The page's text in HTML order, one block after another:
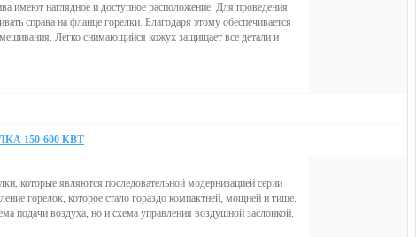
имеют наглядное и доступное расположение. Для проведения
справа на фланце горелки. Благодаря этому обеспечивается
Легко снимающийся кожух защищает все детали и
150-600 КВТ
которые являются последовательной модернизацией серии
горелок, которое стало гораздо компактней, мощней и тише.
подачи воздуха, но и схема управления воздушной заслонкой.